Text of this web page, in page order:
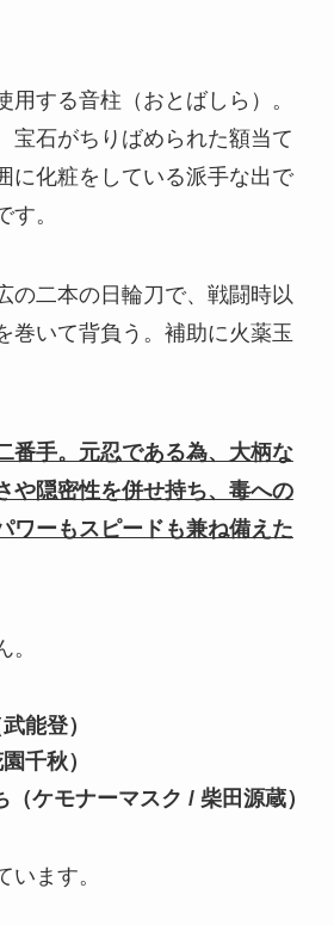
用する音柱（おとばしら）。
宝石がちりばめられた額当て
に化粧をしている派手な出で
す。
の二本の日輪刀で、戦闘時以
巻いて背負う。補助に火薬玉
番手。元忍である為、大柄な
や隠密性を併せ持ち、毒への
ワーもスピードも兼ね備えた
能登）
千秋）
ケモナーマスク / 柴田源蔵）
います。